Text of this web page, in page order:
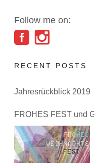
Follow me on:
RECENT POSTS
Jahresrückblick 2019
FROHES FEST und